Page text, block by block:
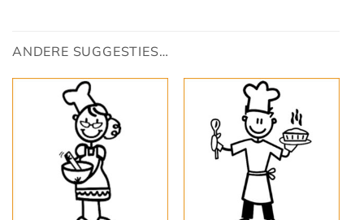
ANDERE SUGGESTIES…